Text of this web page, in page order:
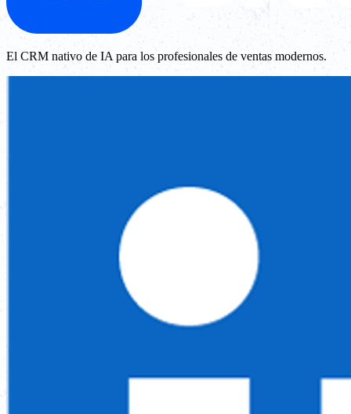
El CRM nativo de IA para los profesionales de ventas modernos.